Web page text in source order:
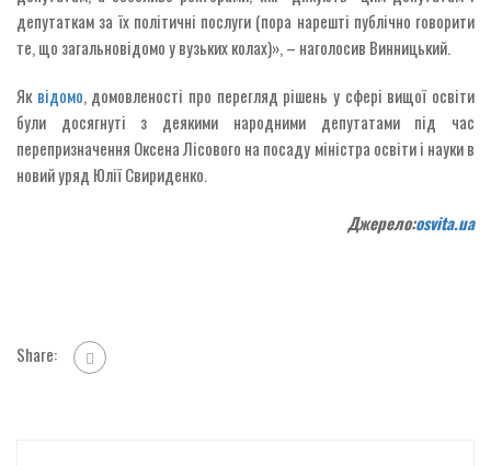
депутаткам за їх політичні послуги (пора нарешті публічно говорити
те, що загальновідомо у вузьких колах)», – наголосив Винницький.
Як відомо, домовленості про перегляд рішень у сфері вищої освіти
були досягнуті з деякими народними депутатами під час
перепризначення Оксена Лісового на посаду міністра освіти і науки в
новий уряд Юлії Свириденко.
Джерело:osvita.ua
Share: